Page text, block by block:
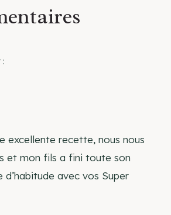
excellente recette, nous nous
et mon fils a fini toute son
avec vos Super